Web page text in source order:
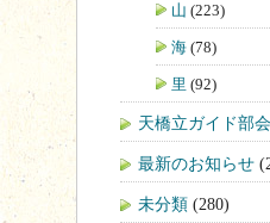
山 (223)
海 (78)
里 (92)
天橋立ガイド部会
最新のお知らせ
未分類 (280)